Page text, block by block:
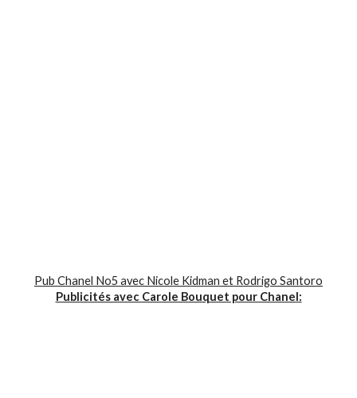
Pub Chanel No5 avec Nicole Kidman et Rodrigo Santoro
Publicités avec Carole Bouquet pour Chanel: